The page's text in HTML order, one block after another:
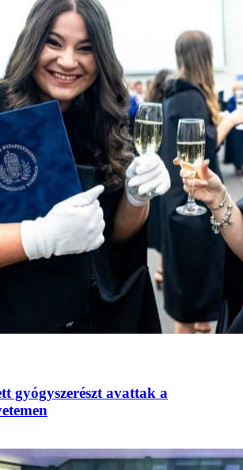
gyógyszerészt avattak a